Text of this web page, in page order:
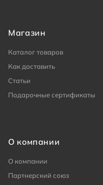
Магазин
Каталог товаров
Как доставить
Статьи
Подарочные сертификаты
О компании
О компании
Партнерский союз